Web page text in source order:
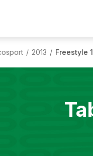
/ 2013 / Freestyle